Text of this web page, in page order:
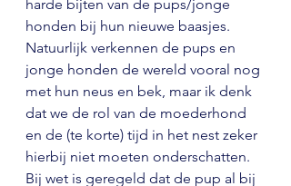
harde bijten van de pups/jonge
honden bij hun nieuwe baasjes.
Natuurlijk verkennen de pups en
jonge honden de wereld vooral nog
met hun neus en bek, maar ik denk
dat we de rol van de moederhond
en de (te korte) tijd in het nest zeker
hierbij niet moeten onderschatten.
Bij wet is geregeld dat de pup al bij